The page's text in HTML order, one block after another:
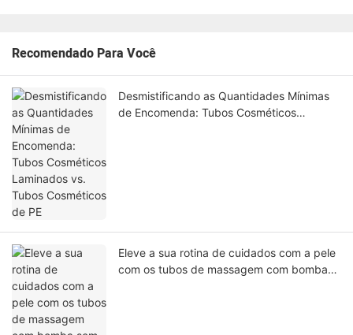
Recomendado Para Você
Desmistificando as Quantidades Mínimas
de Encomenda: Tubos Cosméticos
Eleve a sua rotina de cuidados com a pele
com os tubos de massagem com bomba